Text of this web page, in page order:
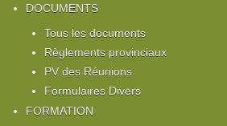
DOCUMENTS
Tous les documents
Règlements provinciaux
PV des Réunions
Formulaires Divers
FORMATION